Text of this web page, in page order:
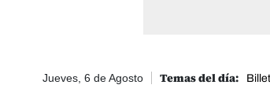
Jueves, 6 de Agosto